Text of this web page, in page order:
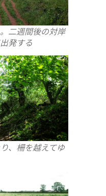
二週間後の対岸
発する
、柵を越えてゆ